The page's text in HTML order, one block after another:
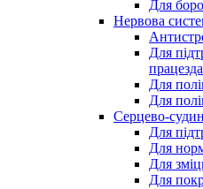
Для
Нервова
Для
Для
Для
Серцево-
Для
Для
Для
Для